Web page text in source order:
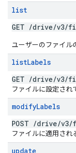
list
GET /drive/v3/
ユーザーのファイル
listLabels
GET /drive/v3/
ファイルに設定され
modifyLabels
POST /drive/v3/
ファイルに適用され
update